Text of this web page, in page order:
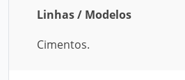
Linhas / Modelos
Cimentos.